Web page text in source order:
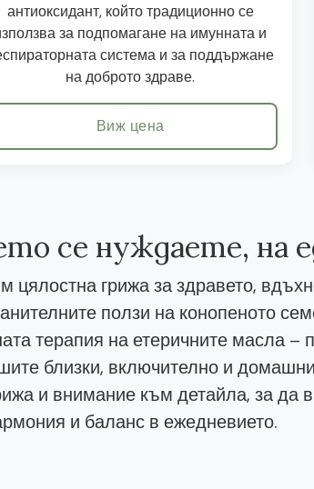
антиоксидант, който традиционно се
за подпомагане на имунната и
система и за поддържане
на доброто здраве.
Виж цена
се нуждаете, на
грижа за здравето,
ползи на конопеното
терапия на етеричните масла –
близки, включително и
и внимание към детайла, за да
и баланс в ежедневието.